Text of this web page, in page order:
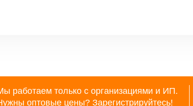
работаем только с организациями и ИП.
оптовые цены? Зарегистрируйтесь!